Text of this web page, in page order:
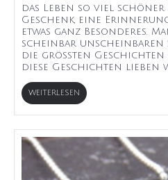
das Leben so viel schöner
Geschenk, eine
etwas ganz Besonderes.
scheinbar unscheinbaren
die größten Geschichten
diese Geschichten lieben
WEITERLESEN